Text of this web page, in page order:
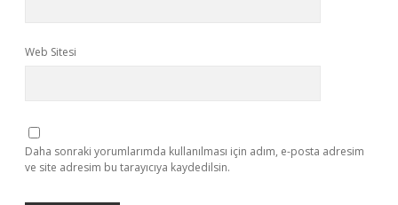
Web Sitesi
Daha sonraki yorumlarımda kullanılması için adım, e-posta adresim
ve site adresim bu tarayıcıya kaydedilsin.